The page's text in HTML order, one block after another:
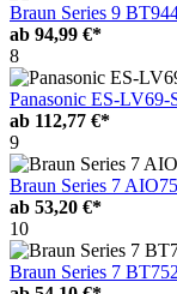
Braun Series 9
ab 94,99 €*
8
Panasonic ES-LV69-
ab 112,77 €*
9
Braun Series 7
ab 53,20 €*
10
Braun Series 7